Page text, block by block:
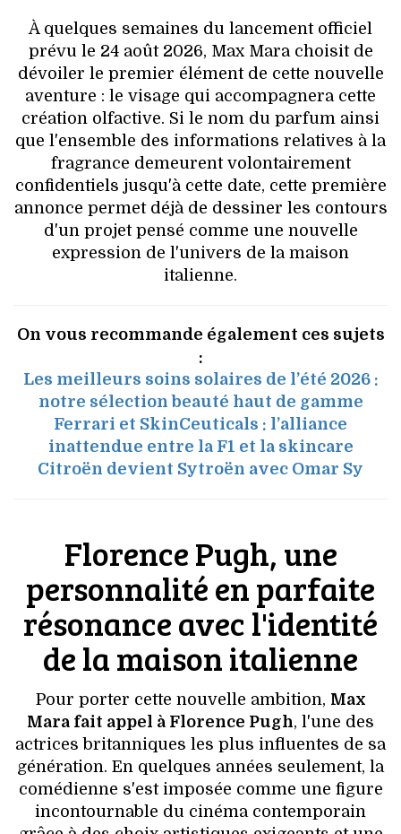
À quelques semaines du lancement officiel
prévu le 24 août 2026, Max Mara choisit de
dévoiler le premier élément de cette nouvelle
aventure : le visage qui accompagnera cette
création olfactive. Si le nom du parfum ainsi
que l'ensemble des informations relatives à la
fragrance demeurent volontairement
confidentiels jusqu'à cette date, cette première
annonce permet déjà de dessiner les contours
d'un projet pensé comme une nouvelle
expression de l'univers de la maison
italienne.
On vous recommande également ces sujets
:
Les meilleurs soins solaires de l’été 2026 :
notre sélection beauté haut de gamme
Ferrari et SkinCeuticals : l’alliance
inattendue entre la F1 et la skincare
Citroën devient Sytroën avec Omar Sy
Florence Pugh, une
personnalité en parfaite
résonance avec l'identité
de la maison italienne
Pour porter cette nouvelle ambition, Max
Mara fait appel à Florence Pugh, l'une des
actrices britanniques les plus influentes de sa
génération. En quelques années seulement, la
comédienne s'est imposée comme une figure
incontournable du cinéma contemporain